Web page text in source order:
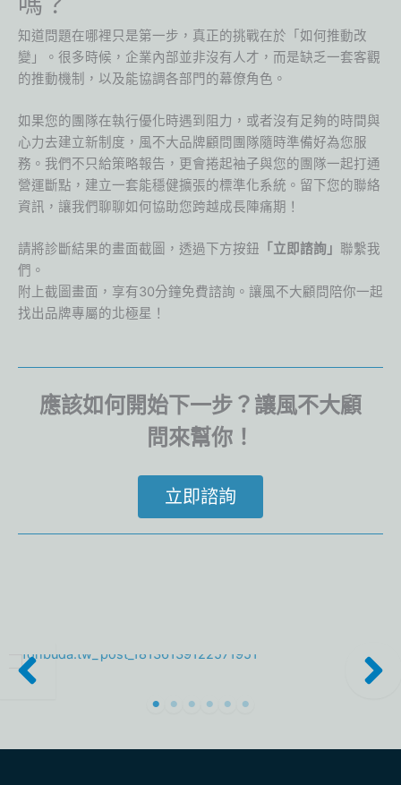
知道問題在哪裡只是第一步，真正的挑戰在於「如何推動改
變」。很多時候，企業內部並非沒有人才，而是缺乏一套客觀
的推動機制，以及能協調各部門的幕僚角色。
如果您的團隊在執行優化時遇到阻力，或者沒有足夠的時間與
心力去建立新制度，風不大品牌顧問團隊隨時準備好為您服
務。我們不只給策略報告，更會捲起袖子與您的團隊一起打通
營運斷點，建立一套能穩健擴張的標準化系統。留下您的聯絡
資訊，讓我們聊聊如何協助您跨越成長陣痛期！
請將診斷結果的畫面截圖，透過下方按鈕 「立即諮詢」
聯繫我
們。
附上截圖畫面，享有30分鐘免費諮詢。讓風不大顧問陪你一起
找出品牌專屬的北極星！
應該如何開始下一步？讓風不大顧
問來幫你！
立即諮詢